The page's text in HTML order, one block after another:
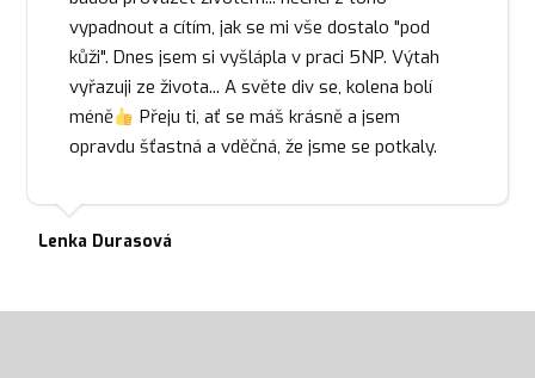
vypadnout a cítím, jak se mi vše dostalo "pod
kůži". Dnes jsem si vyšlápla v praci 5NP. Výtah
vyřazuji ze života... A světe div se, kolena bolí
méně
Přeju ti, ať se máš krásně a jsem
opravdu šťastná a vděčná, že jsme se potkaly.
Lenka Durasová